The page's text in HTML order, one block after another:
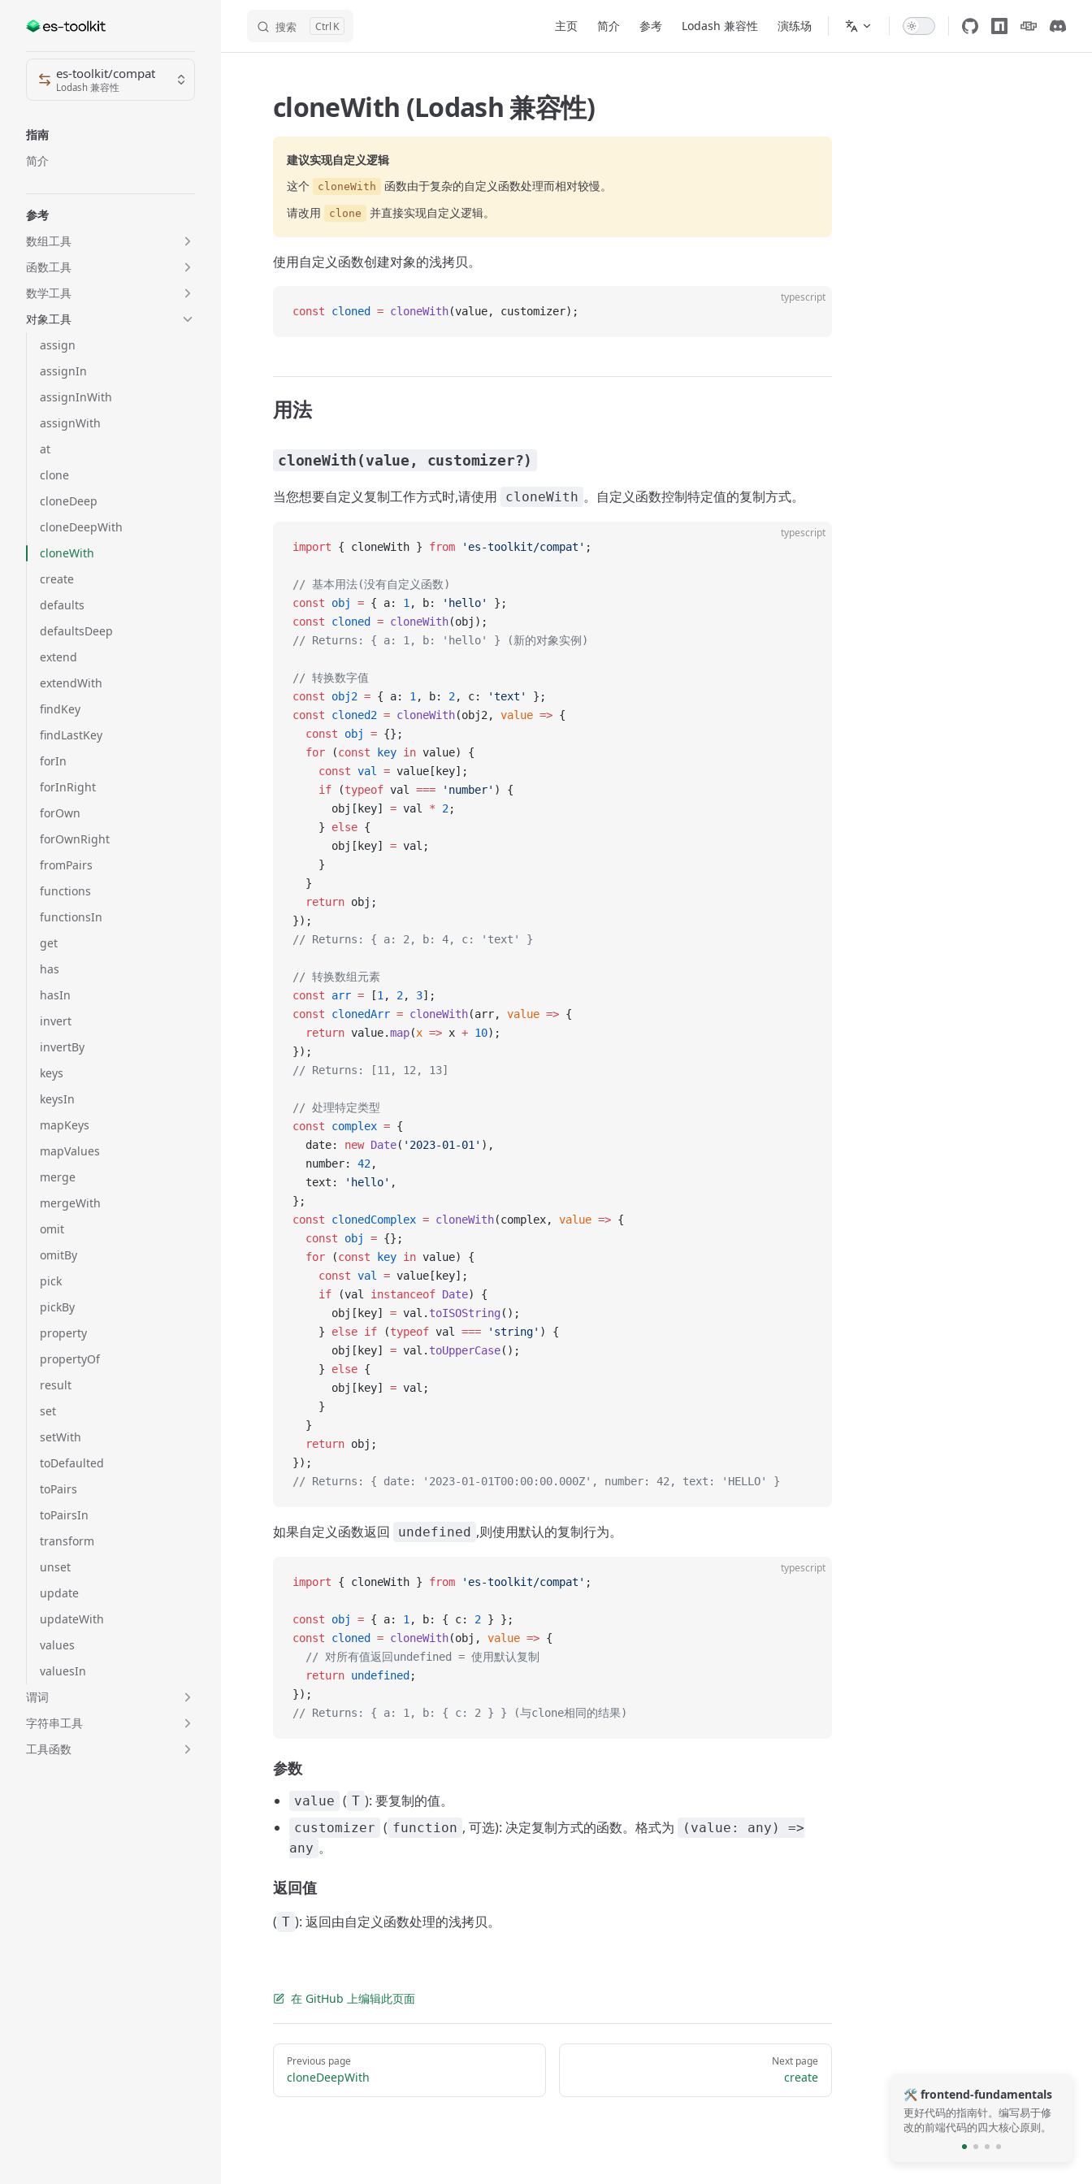
Skip to content 搜索 K 主页 简介 参考 Lodash 兼容性 演练场
Sidebar Navigation
es-toolkit/compat
Lodash 兼容性
指南
简介
参考
数组工具
函数工具
数学工具
对象工具
assign
assignIn
assignInWith
assignWith
at
clone
cloneDeep
cloneDeepWith
cloneWith
create
defaults
defaultsDeep
extend
extendWith
findKey
findLastKey
forIn
forInRight
forOwn
forOwnRight
fromPairs
functions
functionsIn
get
has
hasIn
invert
invertBy
keys
keysIn
mapKeys
mapValues
merge
mergeWith
omit
omitBy
pick
pickBy
property
propertyOf
result
set
setWith
toDefaulted
toPairs
toPairsIn
transform
unset
update
updateWith
values
valuesIn
谓词
字符串工具
工具函数
cloneWith (Lodash 兼容性)
建议实现自定义逻辑
这个
cloneWith
函数由于复杂的自定义函数处理而相对较慢。
请改用
clone 并直接实现自定义逻辑。
使用自定义函数创建对象的浅拷贝。
typescript
const cloned = cloneWith(value, customizer);
用法
cloneWith(value, customizer?)
当您想要自定义复制工作方式时,请使用 cloneWith 。自定义函数控制特定值的复制方式。
typescript
import { cloneWith } from 'es-toolkit/compat' ;
// 基本用法(没有自定义函数)
const obj = { a: 1 , b: 'hello'
};
const cloned = cloneWith(obj);
// Returns: { a: 1, b: 'hello' } (新的对象实例)
// 转换数字值
const obj2 = { a: 1 , b: 2, c: 'text'
};
const cloned2 = cloneWith(obj2, value => {
  const
obj = {};
  for
(const key in value) {
    const
val = value[key];
    if
(typeof val === 'number' ) {
      obj[key]
= val * 2;
    }
else {
      obj[key]
= val;
    }
  }
  return
obj;
});
// Returns: { a: 2, b: 4, c: 'text' }
// 转换数组元素
const arr = [1 , 2, 3];
const clonedArr = cloneWith(arr, value => {
  return
value.map(x => x + 10);
});
// Returns: [11, 12, 13]
// 处理特定类型
const complex = {
  date:
new Date( '2023-01-01' ),
  number:
42,
  text:
'hello' ,
};
const clonedComplex = cloneWith(complex, value => {
  const
obj = {};
  for
(const key in value) {
    const
val = value[key];
    if
(val instanceof Date) {
      obj[key]
= val. toISOString ();
    }
else if (typeof val === 'string' ) {
      obj[key]
= val. toUpperCase();
    }
else {
      obj[key]
= val;
    }
  }
  return
obj;
});
// Returns: { date: '2023-01-01T00:00:00.000Z', number: 42, text: 'HELLO' }
如果自定义函数返回 undefined ,则使用默认的复制行为。
typescript
import { cloneWith } from 'es-toolkit/compat' ;
const obj = { a: 1 , b: { c: 2 } };
const cloned = cloneWith(obj, value => {
  // 对所有值返回undefined = 使用默认复制
  return
undefined ;
});
// Returns: { a: 1, b: { c: 2 } } (与clone相同的结果)
参数
value ( T ): 要复制的值。
customizer ( function , 可选): 决定复制方式的函数。格式为
(value: any) =>
any 。
返回值
( T ): 返回由自定义函数处理的浅拷贝。
在 GitHub 上编辑此页面
Pager
Previous page
cloneDeepWith
Next page
create
🛠️ frontend-fundamentals
更好代码的指南针。编写易于修
改的前端代码的四大核心原则。